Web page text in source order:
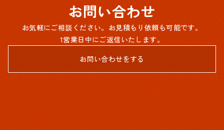
お問い合わせ
お気軽にご相談ください。お見積もり依頼も可能です。
1営業日中にご返信いたします。
お問い合わせをする